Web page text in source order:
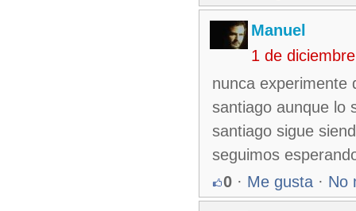
Manuel
1 de
nunca experimente
santiago aunque lo
santiago sigue
seguimos
0 · Me gusta · No